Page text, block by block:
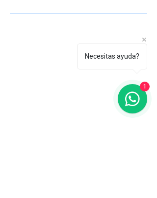
Necesitas ayuda?
1